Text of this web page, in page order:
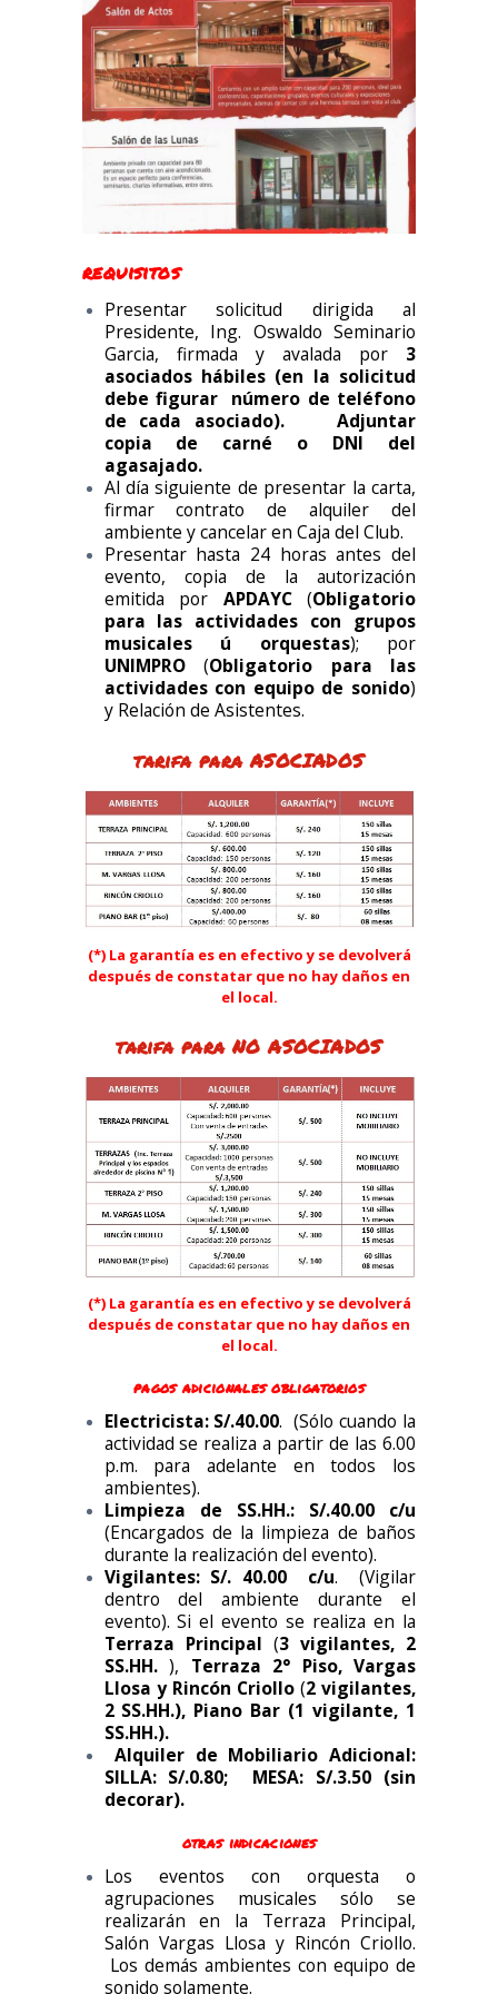
requisitos
Presentar solicitud dirigida al
Presidente, Ing. Oswaldo Seminario
Garcia, firmada y avalada por3
asociados hábiles (en la solicitud
debe figurar número de teléfono
de cada asociado). Adjuntar
copia de carné o DNI del
agasajado.
Al día siguiente de presentar la carta,
firmar contrato de alquiler del
ambiente y cancelar en Caja del Club.
Presentar hasta 24 horas antes del
evento, copia de la autorización
emitida por APDAYC (Obligatorio
para las actividades con grupos
musicales ú orquestas); por
UNIMPRO(Obligatorio para las
actividades con equipo de sonido)
y Relación de Asistentes.
tarifa para ASOCIADOS
(*) La garantía es en efectivo y se devolverá
después de constatar que no hay daños en
el local.
tarifa para NO ASOCIADOS
(*) La garantía es en efectivo y se devolverá
después de constatar que no hay daños en
el local.
pagos adicionales obligatorios
Electricista: S/.40.00. (Sólo cuando la
actividad se realiza a partir de las 6.00
p.m. para adelante en todos los
ambientes).
Limpieza de SS.HH.: S/.40.00 c/u
(Encargados de la limpieza de baños
durante la realización del evento).
Vigilantes: S/. 40.00
c/u. (Vigilar
dentro del ambiente durante el
evento). Si el evento se realiza en la
Terraza Principal (3 vigilantes, 2
SS.HH. ), Terraza 2° Piso, Vargas
Llosa y Rincón Criollo (2 vigilantes,
2 SS.HH.), Piano Bar (1 vigilante, 1
SS.HH.).
Alquiler de Mobiliario Adicional:
SILLA: S/.0.80; MESA: S/.3.50 (sin
decorar).
otras indicaciones
Los eventos con orquesta o
agrupaciones musicales sólo se
realizarán en la Terraza Principal,
Salón Vargas Llosa y Rincón Criollo.
Los demás ambientes con equipo de
sonido solamente.